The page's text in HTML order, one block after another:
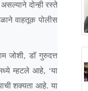
असल्याने दोन्ही रस्ते
वाहतूक पोलीस
जोशी, डॉ गुरुदत्त
म्हटले आहे, ‘या
शक्यता आहे. या